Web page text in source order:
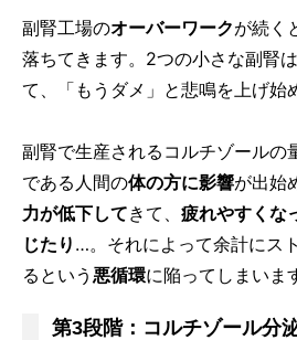
副腎工場のオーバーワークが続く
落ちてきます。2つの小さな副腎
て、「もうダメ」と悲鳴を上げ始
副腎で生産されるコルチゾールの
である人間の体の方に影響が出始
力が低下してきて、 疲れやすくな
じたり …。それによって余計にス
るという 悪循環に陥ってしまいま
第3段階：コルチゾール分